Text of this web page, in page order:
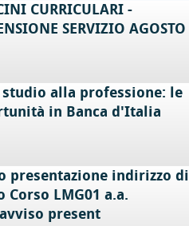
CURRICULARI -
SERVIZIO AGOSTO
alla professione: le
in Banca d'Italia
presentazione indirizzo di
Corso LMG01 a.a.
present